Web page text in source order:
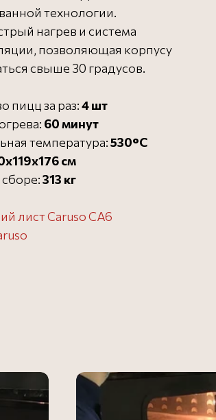
технологии.
нагрев и система
позволяющая корпусу
свыше 30 градусов.
пицц за раз:4 шт
60 минут
температура:530°C
см
313 кг
лист Caruso CA6